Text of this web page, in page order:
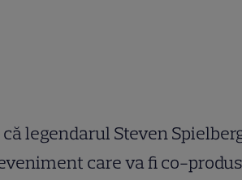
legendarul Steven
care va fi co-